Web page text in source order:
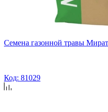
Семена газонной травы
Код: 81029